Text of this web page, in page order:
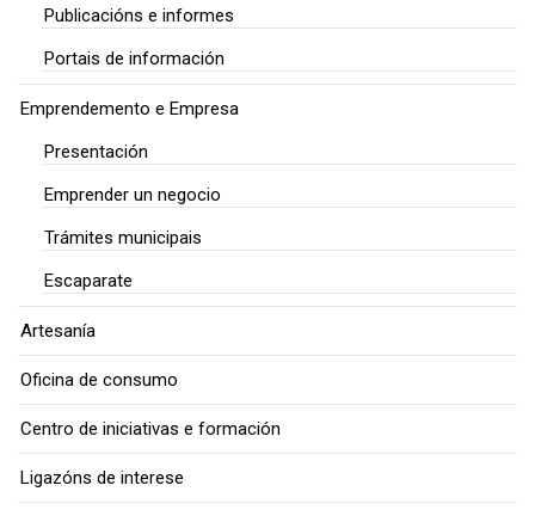
Publicacións e informes
Portais de información
Emprendemento e Empresa
Presentación
Emprender un negocio
Trámites municipais
Escaparate
Artesanía
Oficina de consumo
Centro de iniciativas e formación
Ligazóns de interese